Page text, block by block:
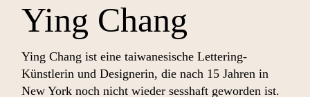
Ying Chang
Ying Chang ist eine taiwanesische Lettering-
Künstlerin und Designerin, die nach 15 Jahren in
New York noch nicht wieder sesshaft geworden ist.